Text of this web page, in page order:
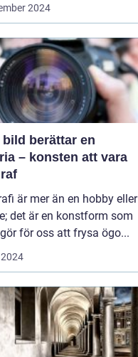
2024
bild berättar en
– konsten att vara
är mer än en hobby eller
det är en konstform som
för oss att frysa ögo...